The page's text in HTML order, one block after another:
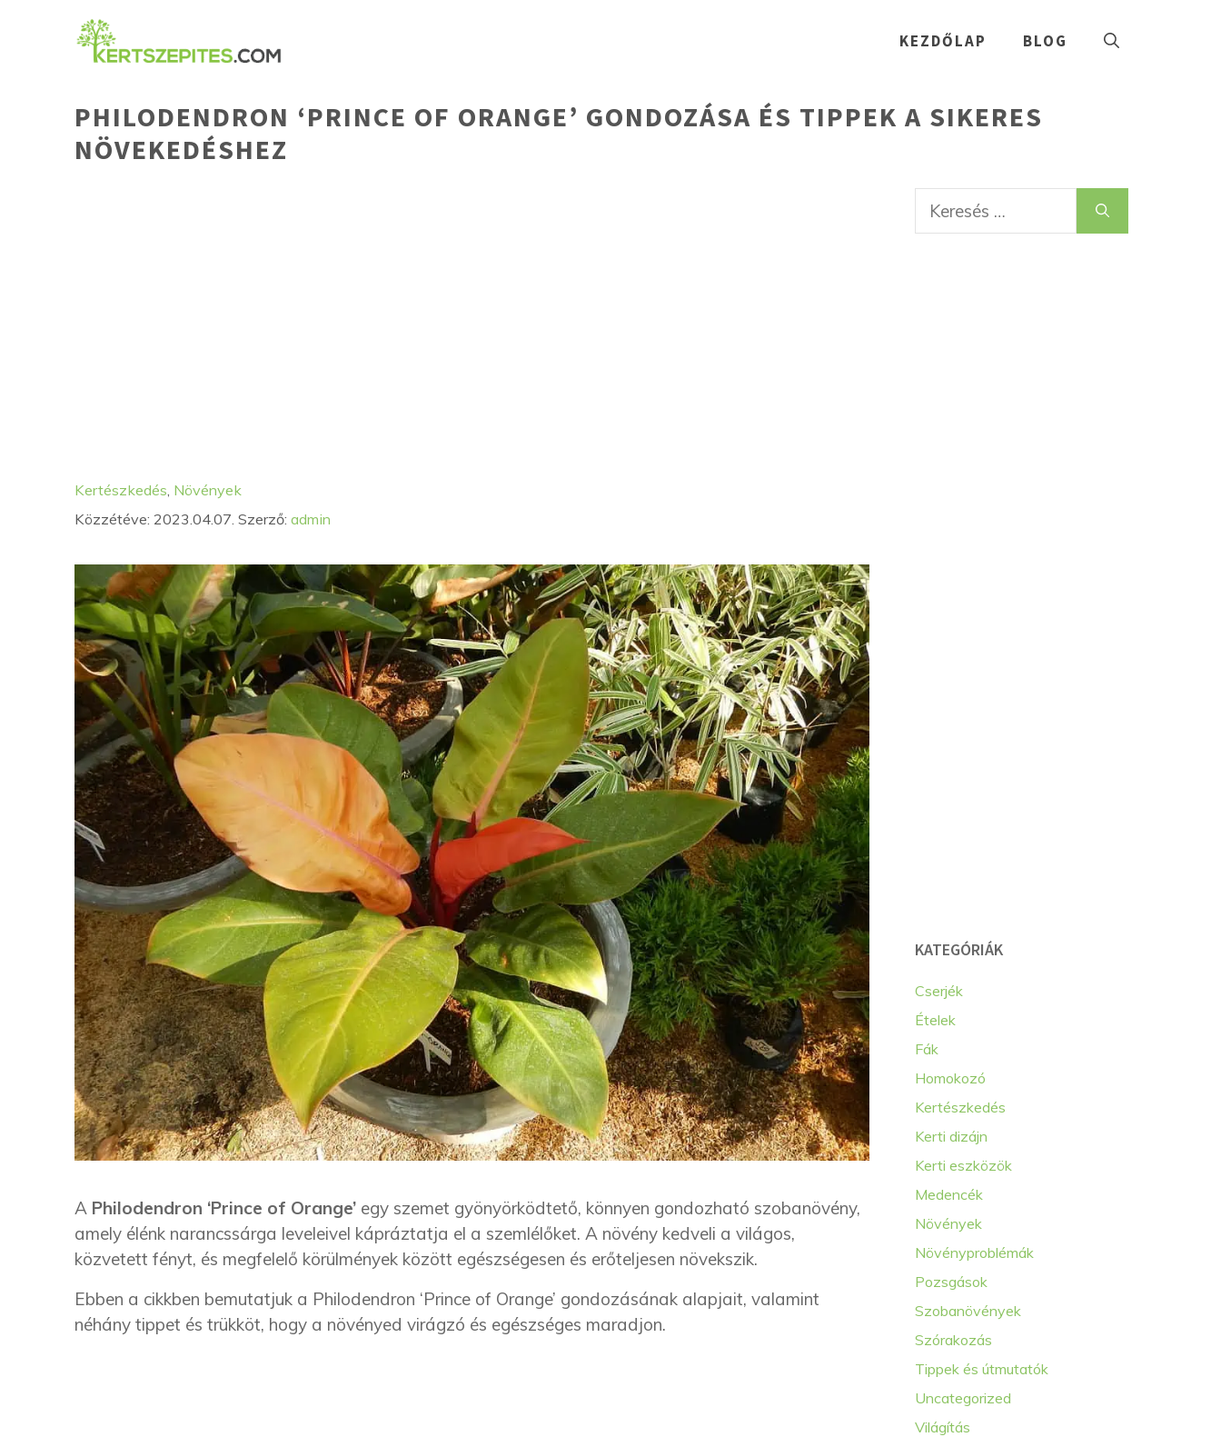
KEZDŐLAP BLOG
PHILODENDRON ‘PRINCE OF ORANGE’ GONDOZÁSA ÉS TIPPEK A SIKERES
NÖVEKEDÉSHEZ
Kategória
Kertészkedés, NövényekCímkék
Közzétéve: 2023.04.07. Szerző: admin
A Philodendron ‘Prince of Orange’ egy szemet gyönyörködtető, könnyen gondozható szobanövény,
amely élénk narancssárga leveleivel kápráztatja el a szemlélőket. A növény kedveli a világos,
közvetett fényt, és megfelelő körülmények között egészségesen és erőteljesen növekszik.
Ebben a cikkben bemutatjuk a Philodendron ‘Prince of Orange’ gondozásának alapjait, valamint
néhány tippet és trükköt, hogy a növényed virágzó és egészséges maradjon.
KATEGÓRIÁK
Cserjék
Ételek
Fák
Homokozó
Kertészkedés
Kerti dizájn
Kerti eszközök
Medencék
Növények
Növényproblémák
Pozsgások
Szobanövények
Szórakozás
Tippek és útmutatók
Uncategorized
Világítás